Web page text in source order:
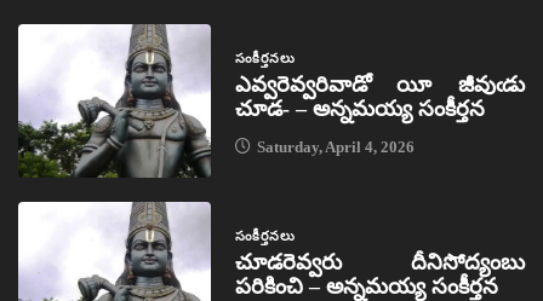
సంకీర్తనలు
ఎవ్వరెవ్వరివాడో యీ జీవుఁడు
చూడ- – అన్నమయ్య సంకీర్తన
Saturday, April 4, 2026
సంకీర్తనలు
చూడరెవ్వరు దీనిసోద్యంబు
పరికించి – అన్నమయ్య సంకీర్తన